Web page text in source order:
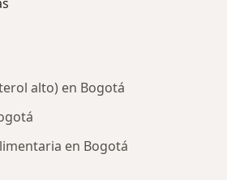
alto) en Bogotá
en Bogotá